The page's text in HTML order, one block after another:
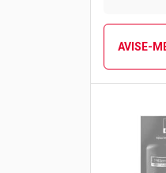
Ver
AVISE-
Por